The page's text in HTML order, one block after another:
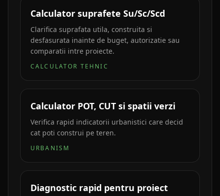
Calculator suprafete Su/Sc/Scd
Clarifica suprafata utila, construita si
desfasurata inainte de buget, autorizatie sau
comparatii intre proiecte.
CALCULATOR TEHNIC
Calculator POT, CUT si spatii verzi
Verifica rapid indicatorii urbanistici care decid
cat poti construi pe teren.
URBANISM
Diagnostic rapid pentru proiect